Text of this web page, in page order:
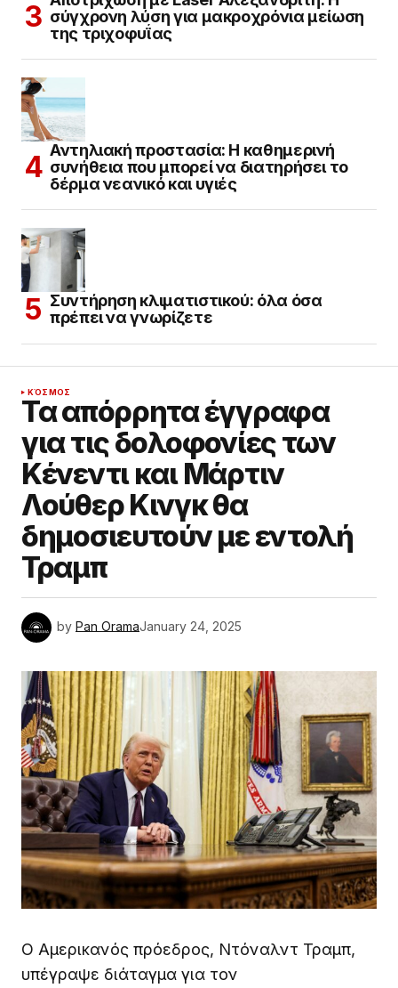
σύγχρονη λύση για μακροχρόνια μείωση
της τριχοφυΐας
Αντηλιακή προστασία: Η καθημερινή
συνήθεια που μπορεί να διατηρήσει το
δέρμα νεανικό και υγιές
Συντήρηση κλιματιστικού: όλα όσα
πρέπει να γνωρίζετε
ΚΌΣΜΟΣ
Τα απόρρητα έγγραφα
για τις δολοφονίες των
Κένεντι και Μάρτιν
Λούθερ Κινγκ θα
δημοσιευτούν με εντολή
Τραμπ
by Pan OramaJanuary 24, 2025
Ο Αμερικανός πρόεδρος, Ντόναλντ Τραμπ,
υπέγραψε διάταγμα για τον